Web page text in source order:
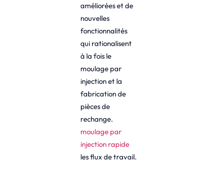
améliorées et de
nouvelles
fonctionnalités
qui rationalisent
à la fois le
moulage par
injection et la
fabrication de
pièces de
rechange.
moulage par
injection rapide
les flux de travail.